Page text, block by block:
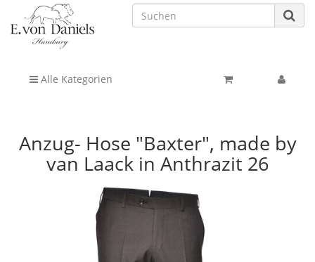
Alle Kategorien
Anzug- Hose "Baxter", made by
van Laack in Anthrazit 26